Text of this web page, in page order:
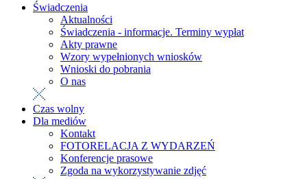
Świadczenia
Aktualności
Świadczenia - informacje. Terminy wypłat
Akty prawne
Wzory wypełnionych wniosków
Wnioski do pobrania
O nas
Czas wolny
Dla mediów
Kontakt
FOTORELACJA Z WYDARZEŃ
Konferencje prasowe
Zgoda na wykorzystywanie zdjęć